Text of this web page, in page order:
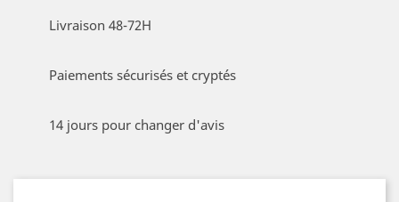
Livraison 48-72H
Paiements sécurisés et cryptés
14 jours pour changer d'avis